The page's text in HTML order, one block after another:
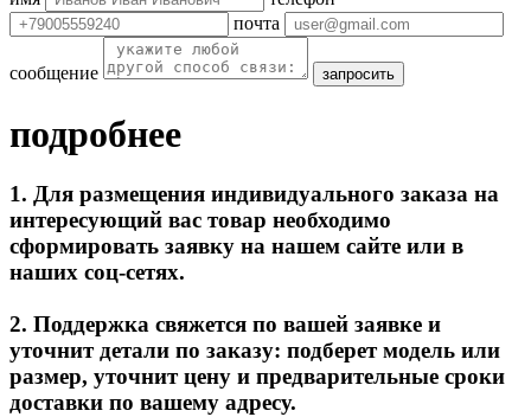
почта
сообщение запросить
подробнее
1. Для размещения индивидуального заказа на
интересующий вас товар необходимо
сформировать заявку на нашем сайте или в
наших соц-сетях.
2. Поддержка свяжется по вашей заявке и
уточнит детали по заказу: подберет модель или
размер, уточнит цену и предварительные сроки
доставки по вашему адресу.